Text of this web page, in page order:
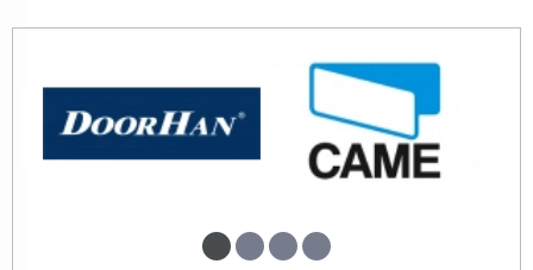
✓ Покупатель
проверен
26.03.2026